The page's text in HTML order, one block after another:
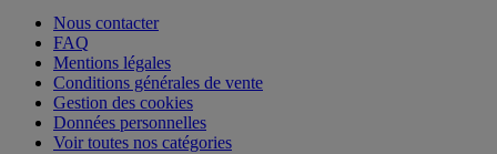
Nous contacter
FAQ
Mentions légales
Conditions générales de vente
Gestion des cookies
Données personnelles
Voir toutes nos catégories